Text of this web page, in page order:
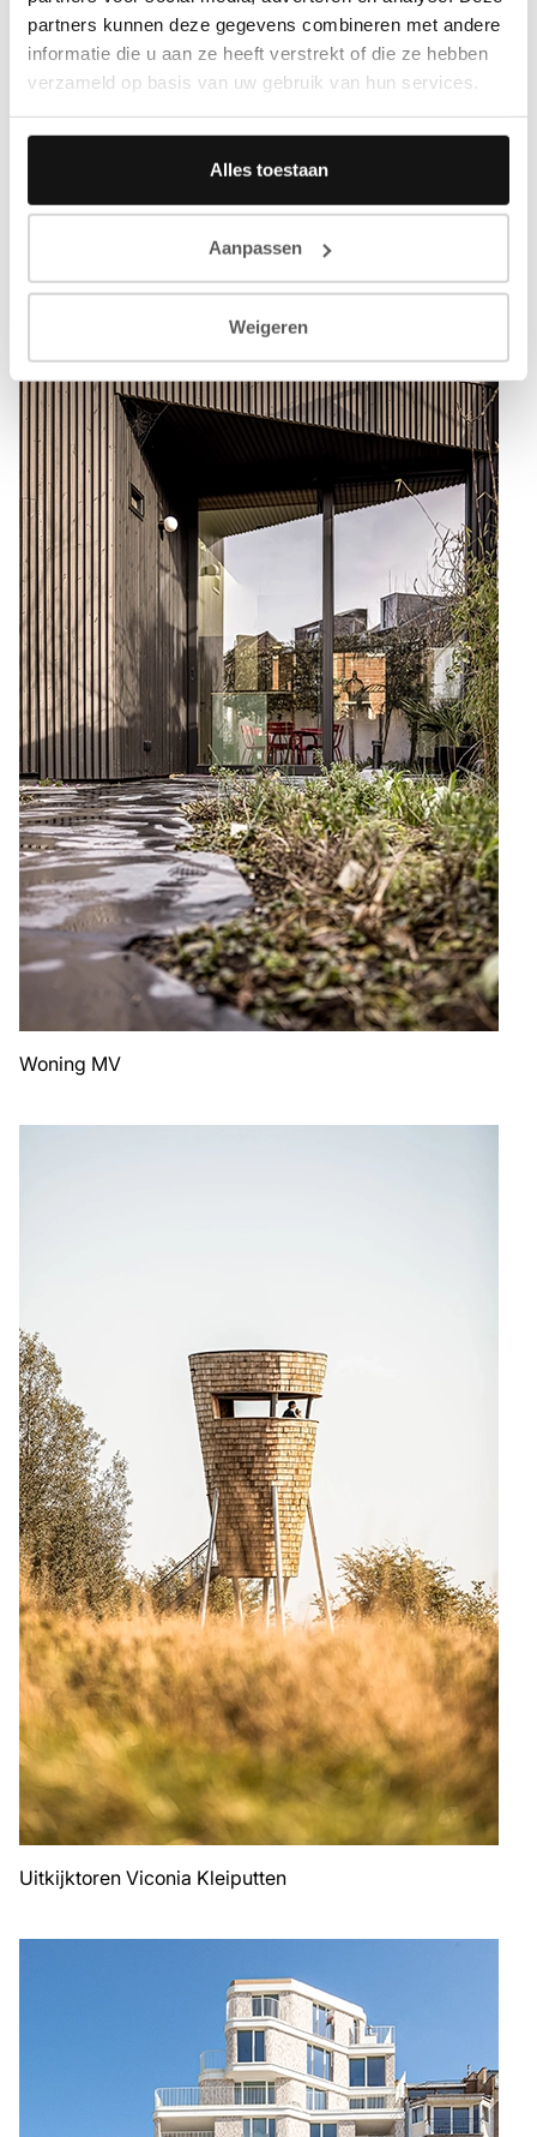
partners kunnen deze gegevens combineren met andere
informatie die u aan ze heeft verstrekt of die ze hebben
verzameld op basis van uw gebruik van hun services.
Alles toestaan
Aanpassen
Weigeren
Meer inspiratie
Woning MV
Uitkijktoren Viconia Kleiputten